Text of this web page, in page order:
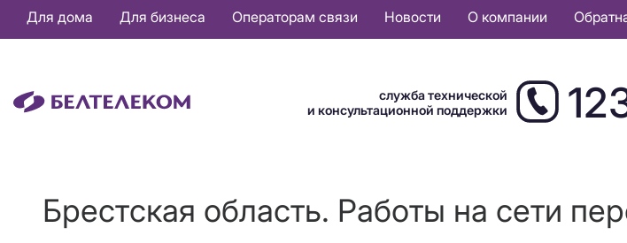
Основная
навигация
Для дома Для бизнеса Операторам связи Новости О компании
служба технической
и консультационной поддержки
Брестская область. Работы на сети